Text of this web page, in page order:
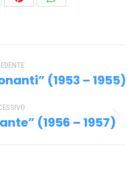
CondividiCondividi
Post
(1953 – 1955)
Prossimo(1956 – 1957)